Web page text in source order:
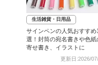
生活雑貨・日用品
サインペンの人気おすすめ
選！封筒の宛名書きや色紙
寄せ書き、イラストに
更新日:2026/